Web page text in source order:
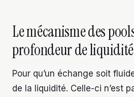
Le mécanisme des
profondeur de liquidité
Pour qu’un échange soit
de la liquidité. Celle-ci n’est